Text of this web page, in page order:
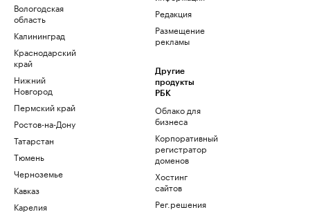
Вологодская
область
Калининград
Краснодарский
край
Нижний
Новгород
Пермский край
Ростов-на-Дону
Татарстан
Тюмень
Черноземье
Кавказ
Карелия
Редакция
Размещение
рекламы
Другие
продукты
РБК
Облако для
бизнеса
Корпоративный
регистратор
доменов
Хостинг
сайтов
Рег.решения